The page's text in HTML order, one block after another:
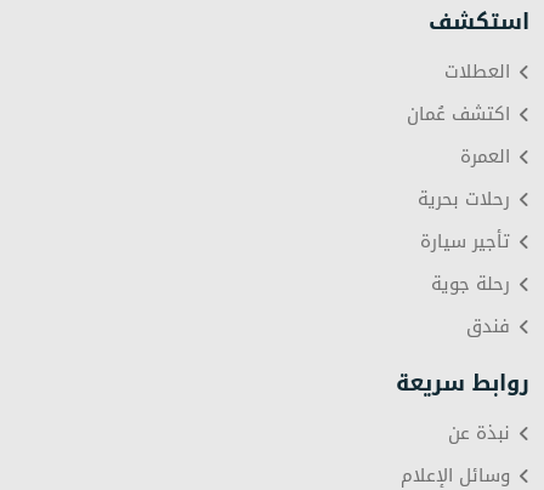
استكشف
العطلات
اكتشف عُمان
العمرة
رحلات بحرية
تأجير سيارة
رحلة جوية
فندق
روابط سريعة
نبذة عن
وسائل الإعلام